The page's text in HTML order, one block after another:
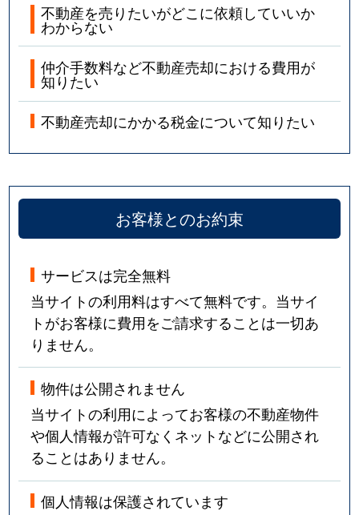
不動産を売りたいがどこに依頼していいか
わからない
仲介手数料など不動産売却における費用が
知りたい
不動産売却にかかる税金について知りたい
お客様とのお約束
サービスは完全無料
当サイトの利用料はすべて無料です。当サイ
トがお客様に費用をご請求することは一切あ
りません。
物件は公開されません
当サイトの利用によってお客様の不動産物件
や個人情報が許可なくネットなどに公開され
ることはありません。
個人情報は保護されています